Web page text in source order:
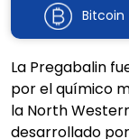
Bitcoin
La Pregabalin
por el químico
la North
desarrollado